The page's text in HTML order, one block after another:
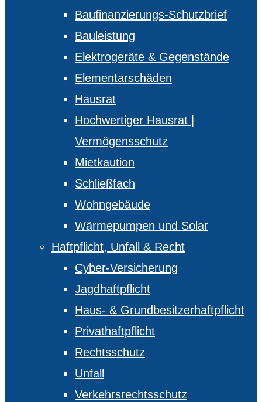
Baufinanzierungs-Schutzbrief
Bauleistung
Elektrogeräte & Gegenstände
Elementarschäden
Hausrat
Hochwertiger Hausrat |
Vermögensschutz
Mietkaution
Schließfach
Wohngebäude
Wärmepumpen und Solar
Haftpflicht, Unfall & Recht
Cyber-Versicherung
Jagdhaftpflicht
Haus- & Grundbesitzerhaftpflicht
Privathaftpflicht
Rechtsschutz
Unfall
Verkehrsrechtsschutz